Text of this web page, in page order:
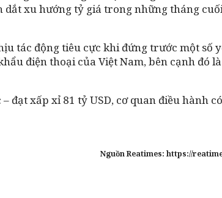
xu hướng tỷ giá trong những tháng
tác động tiêu cực khi đứng trước một
điện thoại của Việt Nam, bên cạnh đó
đạt xấp xỉ 81 tỷ USD, cơ quan điều hành
Nguồn Reatimes: https://